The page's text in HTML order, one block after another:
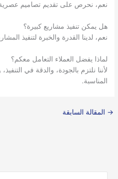
نعم، نحرص على تقديم تصاميم
هل يمكن تنفيذ مشاريع كبيرة؟
نعم، لدينا القدرة والخبرة لتنفيذ
لماذا يفضل العملاء التعامل معكم؟
لأننا نلتزم بالجودة، والدقة في التنفيذ،
المناسبة.
→ المقالة السابقة